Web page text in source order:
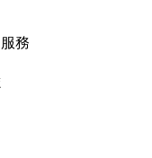
務